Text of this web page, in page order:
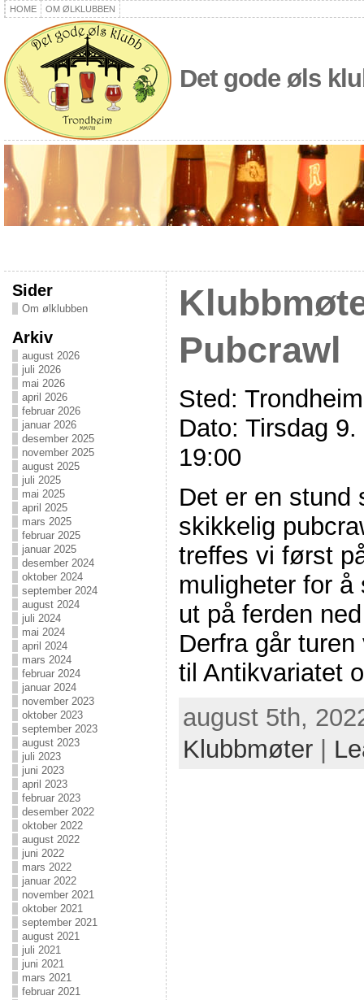
HOME OM ØLKLUBBEN
Det gode øls
Sider
Om ølklubben
Arkiv
august 2026
juli 2026
mai 2026
april 2026
februar 2026
januar 2026
desember 2025
november 2025
august 2025
juli 2025
mai 2025
april 2025
mars 2025
februar 2025
januar 2025
desember 2024
oktober 2024
september 2024
august 2024
juli 2024
mai 2024
april 2024
mars 2024
februar 2024
januar 2024
november 2023
oktober 2023
september 2023
august 2023
juli 2023
juni 2023
april 2023
februar 2023
desember 2022
oktober 2022
august 2022
juni 2022
mars 2022
januar 2022
november 2021
oktober 2021
september 2021
august 2021
juli 2021
juni 2021
mars 2021
februar 2021
Pubcrawl
Sted:
Dato: Tirsdag
19:00
Det er en stund
skikkelig
treffes vi først
muligheter for
ut på ferden
Derfra går
til Antikvariatet
august 5th,
Klubbmøter|